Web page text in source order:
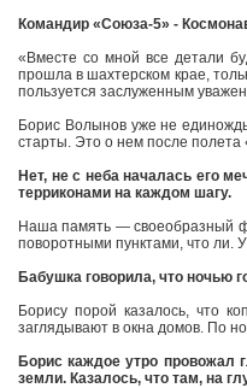
Командир «Союза-5» -
«Вместе со мной все детали
прошла в шахтерском крае,
пользуется заслуженным
Борис Волынов уже не
старты. Это о нем после
Нет, не с неба началась его
терриконами на каждом шагу.
Наша память — своеобразный
поворотными пунктами, что ли.
Бабушка говорила, что ночью
Борису порой казалось, что
заглядывают в окна домов. По
Борис каждое утро провожал
земли. Казалось, что там, на